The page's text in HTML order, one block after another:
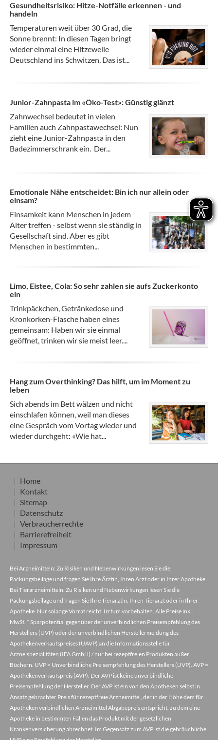
Gesundheitsrisiko: Hitze-Notfälle erkennen - und
handeln
Temperaturen weit über 30 Grad, die
Sonne brennt: In diesen Tagen bringt
wieder einmal eine Hitzewelle
Deutschland ins Schwitzen. Das ist...
Junior-Zahnpasta im «Öko-Test»: Günstig glänzt
Zahnwechsel bedeutet in vielen
Familien auch Zahnpastawechsel: Nun
zieht eine Junior-Zahnpasta in den
Badezimmerschrank ein. Der...
Emotionale Nähe entscheidet: Bin ich nur allein oder
einsam?
Einsamkeit kann Menschen in jedem
Alter treffen - selbst wenn sie ständig in
Gesellschaft sind. Aber es gibt
Menschen in bestimmten...
Limo, Eistee, Cola: So sehr zahlen sie aufs Zuckerkonto
ein
Trinkpäckchen, Getränkedose und
Kronkorken-Flasche haben eines
gemeinsam: Haben wir sie einmal
geöffnet, trinken wir sie meist leer....
Hang zum Overthinking? Das hilft, um im Moment zu
leben
Sich abends im Bett wälzen und nicht
einschlafen können, weil man dieses
eine Gespräch vom Vortag wieder und
wieder durchgeht: «Wie hat...
Home
Kontakt
Sitemap
Datenschutz
Verbraucherrechte
Barrierefreiheit
Impressum
Bei Arzneimitteln: Zu Risiken und Nebenwirkungen lesen Sie die
Packungsbeilage und fragen Sie Ihre Ärztin, Ihren Arzt oder in Ihrer Apotheke.
Bei Tierarzneimitteln: Zu Risiken und Nebenwirkungen lesen Sie die
Packungsbeilage und fragen Sie Ihre Tierärztin, Ihren Tierarzt oder in Ihrer
Apotheke. Nur solange Vorrat reicht. Irrtum vorbehalten. Alle Preise inkl.
MwSt. * Sparpotential gegenüber der unverbindlichen Preisempfehlung des
Herstellers (UVP) oder der unverbindlichen Herstellermeldung des
Apothekenverkaufspreises (UAVP) an die Informationsstelle für
Arzneispezialitäten (IFA GmbH) / nur bei rezeptfreien Produkten außer
Büchern. UVP = Unverbindliche Preisempfehlung des Herstellers (UVP). AVP =
Apothekenverkaufspreis (AVP). Der AVP ist keine unverbindliche
Preisempfehlung der Hersteller. Der AVP ist ein von den Apotheken selbst in
Ansatz gebrachter Preis für rezeptfreie Arzneimittel, der in der Höhe dem für
Apotheken verbindlichen Arzneimittel Abgabepreis entspricht, zu dem eine
Apotheke in bestimmten Fällen das Produkt mit der gesetzlichen
Krankenversicherung abrechnet. Im Gegensatz zum AVP ist die gebräuchliche